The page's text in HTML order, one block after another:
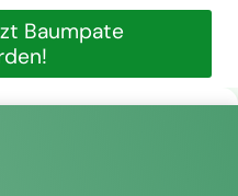
Baumpate